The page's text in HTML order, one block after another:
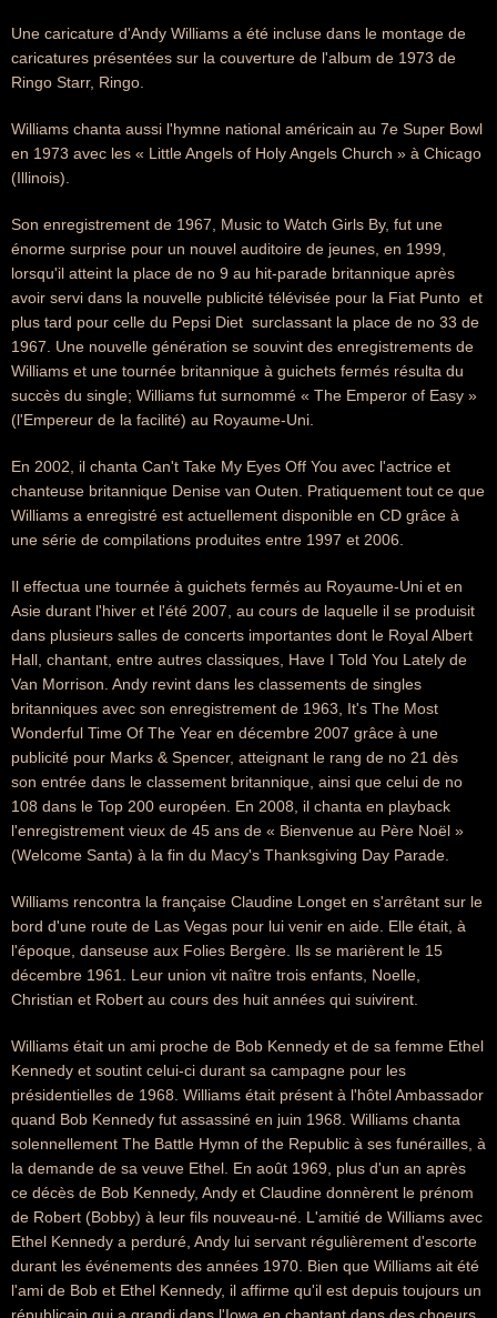
Une caricature d'Andy Williams a été incluse dans le montage de
caricatures présentées sur la couverture de l'album de 1973 de
Ringo Starr, Ringo.
Williams chanta aussi l'hymne national américain au 7e Super Bowl
en 1973 avec les « Little Angels of Holy Angels Church » à Chicago
(Illinois).
Son enregistrement de 1967, Music to Watch Girls By, fut une
énorme surprise pour un nouvel auditoire de jeunes, en 1999,
lorsqu'il atteint la place de no 9 au hit-parade britannique après
avoir servi dans la nouvelle publicité télévisée pour la Fiat Punto  et
plus tard pour celle du Pepsi Diet  surclassant la place de no 33 de
1967. Une nouvelle génération se souvint des enregistrements de
Williams et une tournée britannique à guichets fermés résulta du
succès du single; Williams fut surnommé « The Emperor of Easy »
(l'Empereur de la facilité) au Royaume-Uni.
En 2002, il chanta Can't Take My Eyes Off You avec l'actrice et
chanteuse britannique Denise van Outen. Pratiquement tout ce que
Williams a enregistré est actuellement disponible en CD grâce à
une série de compilations produites entre 1997 et 2006.
Il effectua une tournée à guichets fermés au Royaume-Uni et en
Asie durant l'hiver et l'été 2007, au cours de laquelle il se produisit
dans plusieurs salles de concerts importantes dont le Royal Albert
Hall, chantant, entre autres classiques, Have I Told You Lately de
Van Morrison. Andy revint dans les classements de singles
britanniques avec son enregistrement de 1963, It's The Most
Wonderful Time Of The Year en décembre 2007 grâce à une
publicité pour Marks & Spencer, atteignant le rang de no 21 dès
son entrée dans le classement britannique, ainsi que celui de no
108 dans le Top 200 européen. En 2008, il chanta en playback
l'enregistrement vieux de 45 ans de « Bienvenue au Père Noël »
(Welcome Santa) à la fin du Macy's Thanksgiving Day Parade.
Williams rencontra la française Claudine Longet en s'arrêtant sur le
bord d'une route de Las Vegas pour lui venir en aide. Elle était, à
l'époque, danseuse aux Folies Bergère. Ils se marièrent le 15
décembre 1961. Leur union vit naître trois enfants, Noelle,
Christian et Robert au cours des huit années qui suivirent.
Williams était un ami proche de Bob Kennedy et de sa femme Ethel
Kennedy et soutint celui-ci durant sa campagne pour les
présidentielles de 1968. Williams était présent à l'hôtel Ambassador
quand Bob Kennedy fut assassiné en juin 1968. Williams chanta
solennellement The Battle Hymn of the Republic à ses funérailles, à
la demande de sa veuve Ethel. En août 1969, plus d'un an après
ce décès de Bob Kennedy, Andy et Claudine donnèrent le prénom
de Robert (Bobby) à leur fils nouveau-né. L'amitié de Williams avec
Ethel Kennedy a perduré, Andy lui servant régulièrement d'escorte
durant les événements des années 1970. Bien que Williams ait été
l'ami de Bob et Ethel Kennedy, il affirme qu'il est depuis toujours un